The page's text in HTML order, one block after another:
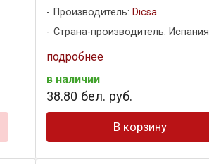
Производитель: Dicsa
Страна-производитель: Испания
подробнее
в наличии
38.80 бел. руб.
В корзину